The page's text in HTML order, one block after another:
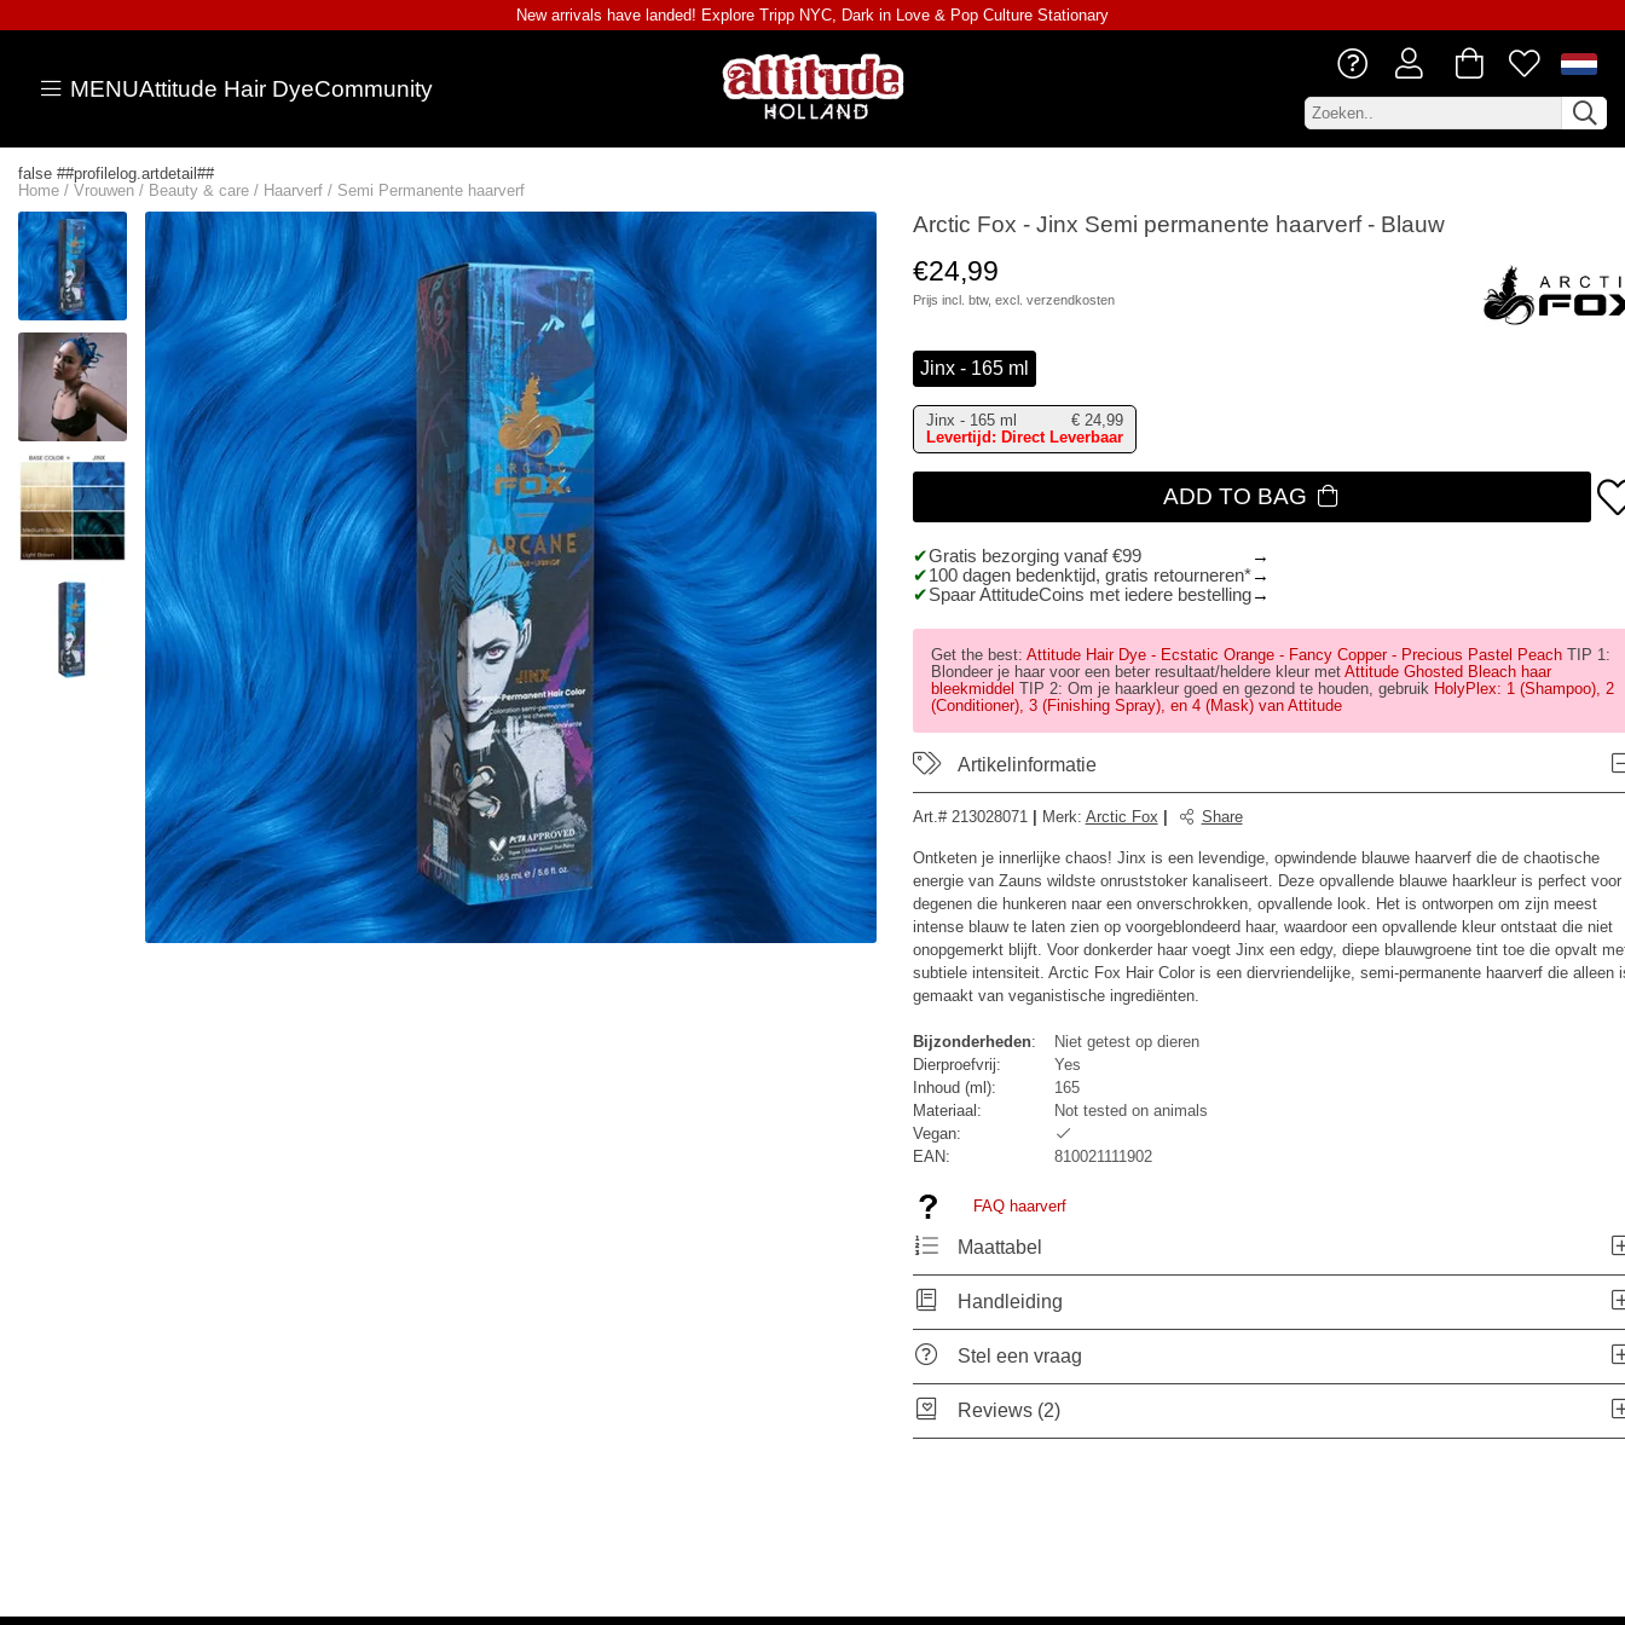
New arrivals have landed! Explore Tripp NYC, Dark in Love & Pop Culture Stationary
MENUAttitude Hair DyeCommunity
false ##profilelog.artdetail##
Home / Vrouwen / Beauty & care / Haarverf / Semi Permanente haarverf
Arctic Fox - Jinx Semi permanente haarverf - Blauw
€24,99
Prijs incl. btw, excl. verzendkosten
Jinx - 165 ml
Jinx - 165 ml € 24,99
Levertijd: Direct Leverbaar
ADD TO BAG
Gratis bezorging vanaf €99
100 dagen bedenktijd, gratis retourneren*
Spaar AttitudeCoins met iedere bestelling
Get the best: Attitude Hair Dye - Ecstatic Orange - Fancy Copper - Precious Pastel Peach TIP 1:
Blondeer je haar voor een beter resultaat/heldere kleur met Attitude Ghosted Bleach haar
bleekmiddel TIP 2: Om je haarkleur goed en gezond te houden, gebruik HolyPlex: 1 (Shampoo), 2
(Conditioner), 3 (Finishing Spray), en 4 (Mask) van Attitude
Artikelinformatie
Art.# 213028071 Merk: Arctic Fox Share
Ontketen je innerlijke chaos! Jinx is een levendige, opwindende blauwe haarverf die de chaotische
energie van Zauns wildste onruststoker kanaliseert. Deze opvallende blauwe haarkleur is perfect voor
degenen die hunkeren naar een onverschrokken, opvallende look. Het is ontworpen om zijn meest
intense blauw te laten zien op voorgeblondeerd haar, waardoor een opvallende kleur ontstaat die niet
onopgemerkt blijft. Voor donkerder haar voegt Jinx een edgy, diepe blauwgroene tint toe die opvalt
subtiele intensiteit. Arctic Fox Hair Color is een diervriendelijke, semi-permanente haarverf die alleen
gemaakt van veganistische ingrediënten.
Bijzonderheden:
Niet getest op dieren
Dierproefvrij:
Yes
Inhoud (ml):
165
Materiaal:
Not tested on animals
Vegan:
EAN:
810021111902
FAQ haarverf
Maattabel
Handleiding
Stel een vraag
Reviews (2)